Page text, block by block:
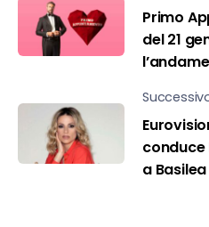
Primo
del 21
conduce
a Basilea